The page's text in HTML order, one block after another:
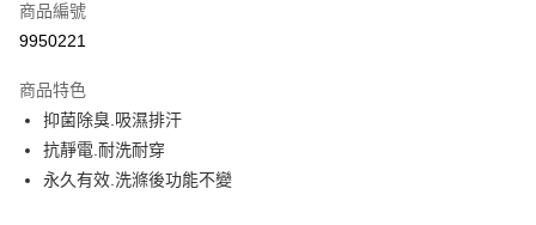
信用卡一次付款
LINE Pay
Apple Pay
商品編號
9950221
商品特色
抑菌除臭.吸濕排汗
抗靜電.耐洗耐穿
永久有效.洗滌後功能不變